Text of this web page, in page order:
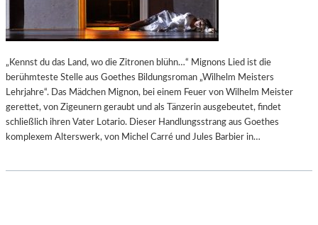
„Kennst du das Land, wo die Zitronen blühn…“ Mignons Lied ist die
berühmteste Stelle aus Goethes Bildungsroman „Wilhelm Meisters
Lehrjahre“. Das Mädchen Mignon, bei einem Feuer von Wilhelm Meister
gerettet, von Zigeunern geraubt und als Tänzerin ausgebeutet, findet
schließlich ihren Vater Lotario. Dieser Handlungsstrang aus Goethes
komplexem Alterswerk, von Michel Carré und Jules Barbier in…